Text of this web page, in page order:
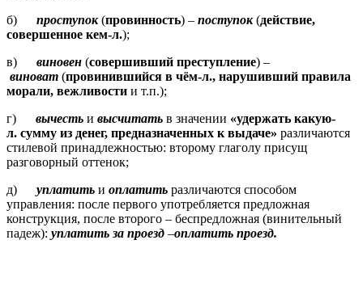
б) проступок(провинность) – поступок(действие,
совершенное кем-л.);
в) виновен (совершивший преступление) –
виноват (провинившийся в чём-л., нарушивший правила
морали, вежливости и т.п.);
г) вычесть и высчитать в значении «удержать какую-
л. сумму из денег, предназначенных к выдаче» различаются
стилевой принадлежностью: второму глаголу присущ
разговорный оттенок;
д) уплатить и оплатить различаются способом
управления: после первого употребляется предложная
конструкция, после второго – беспредложная (винительный
падеж): уплатить за проезд –оплатить проезд.